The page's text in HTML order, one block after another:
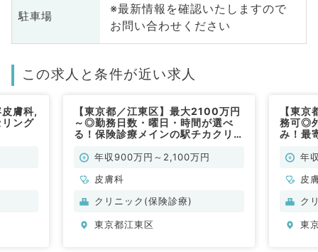
駐車場
※最新情報を確認いたしますので
お問い合わせください
この求人と条件が近い求人
膚科,
ング
【東京都／江東区】最大2100万円
～◎勤務日数・曜日・時間が選べ
る！保険診療メインの駅チカクリニ
科／常勤）
年収900万円～2,100万円
皮膚科
クリニック(保険診療)
東京都江東区
【東
務可◎
み！最
年
皮
ク
東